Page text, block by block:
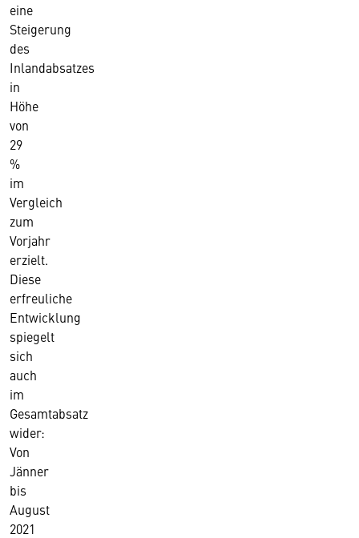
eine
Steigerung
des
Inlandabsatzes
in
Höhe
von
29
%
im
Vergleich
zum
Vorjahr
erzielt.
Diese
erfreuliche
Entwicklung
spiegelt
sich
auch
im
Gesamtabsatz
wider:
Von
Jänner
bis
August
2021